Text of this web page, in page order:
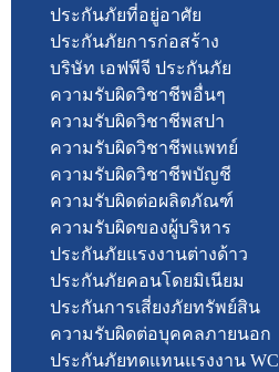
ประกันภัยที่อยู่อาศัย
ประกันภัยการก่อสร้าง
บริษัท เอฟพีจี ประกันภัย
ความรับผิดวิชาชีพอื่นๆ
ความรับผิดวิชาชีพสปา
ความรับผิดวิชาชีพแพทย์
ความรับผิดวิชาชีพบัญชี
ความรับผิดต่อผลิตภัณฑ์
ความรับผิดของผู้บริหาร
ประกันภัยแรงงานต่างด้าว
ประกันภัยคอนโดยมิเนียม
ประกันการเสี่ยงภัยทรัพย์สิน
ความรับผิดต่อบุคคลภายนอก
ประกันภัยทดแทนแรงงาน WC